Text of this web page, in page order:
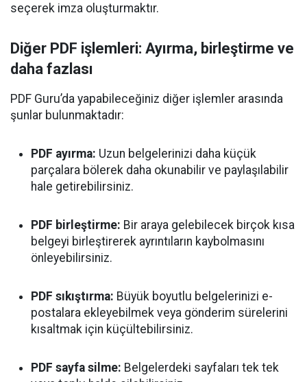
seçerek imza oluşturmaktır.
Diğer PDF işlemleri: Ayırma, birleştirme ve
daha fazlası
PDF Guru’da yapabileceğiniz diğer işlemler arasında
şunlar bulunmaktadır:
PDF ayırma: Uzun belgelerinizi daha küçük
parçalara bölerek daha okunabilir ve paylaşılabilir
hale getirebilirsiniz.
PDF birleştirme: Bir araya gelebilecek birçok kısa
belgeyi birleştirerek ayrıntıların kaybolmasını
önleyebilirsiniz.
PDF sıkıştırma: Büyük boyutlu belgelerinizi e-
postalara ekleyebilmek veya gönderim sürelerini
kısaltmak için küçültebilirsiniz.
PDF sayfa silme: Belgelerdeki sayfaları tek tek